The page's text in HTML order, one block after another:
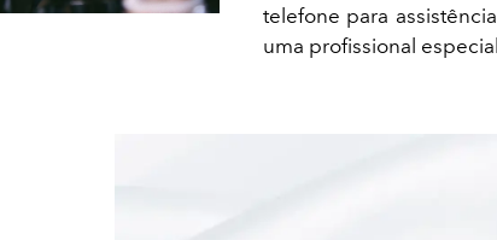
telefone para
uma profissional